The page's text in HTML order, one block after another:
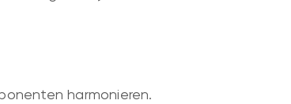
harmonieren.